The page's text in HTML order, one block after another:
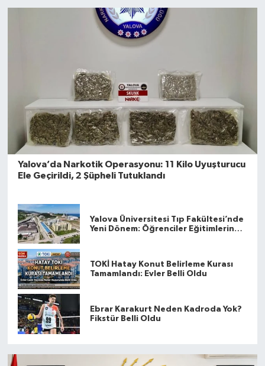
Yalova’da Narkotik Operasyonu: 11 Kilo Uyuşturucu
Ele Geçirildi, 2 Şüpheli Tutuklandı
Yalova Üniversitesi Tıp Fakültesi’nde
Yeni Dönem: Öğrenciler Eğitimlerine
TOKİ Hatay Konut Belirleme Kurası
Tamamlandı: Evler Belli Oldu
Ebrar Karakurt Neden Kadroda Yok?
Fikstür Belli Oldu